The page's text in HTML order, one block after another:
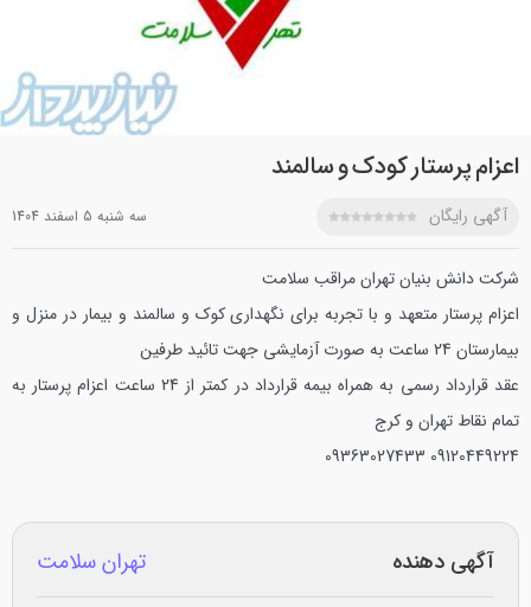
اعزام پرستار کودک و سالمند
آگهی رایگان سه شنبه 5 اسفند 1404
شرکت دانش بنیان تهران مراقب سلامت
اعزام پرستار متعهد و با تجربه برای نگهداری کوک و سالمند و بیمار در منزل و
بیمارستان
عقد قرارداد رسمی به همراه بیمه قرارداد
در کمتر از 24 ساعت اعزام پرستار به
تمام نقاط تهران و کرج
09120449224
آگهی دهنده تهران سلامت